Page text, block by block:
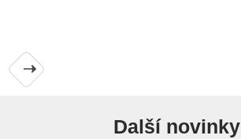
Další novinky